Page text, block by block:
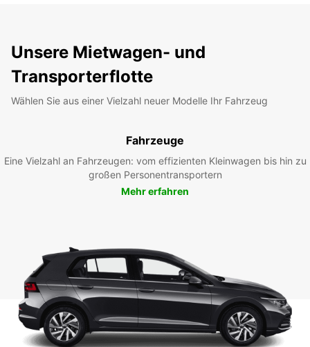
Unsere Mietwagen- und
Transporterflotte
Wählen Sie aus einer Vielzahl neuer Modelle Ihr Fahrzeug
Fahrzeuge
Eine Vielzahl an Fahrzeugen: vom effizienten Kleinwagen bis hin zu
großen Personentransportern
Mehr erfahren